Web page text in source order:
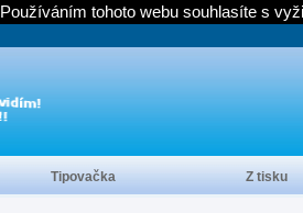
Tipovačka Z tisku
Používáním tohoto webu souhlasíte s